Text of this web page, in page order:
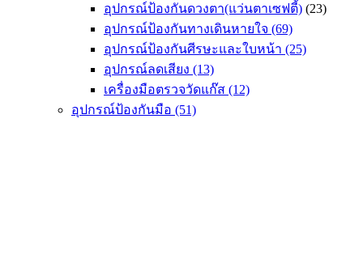
อุปกรณ์ป้องกันดวงตา(แว่นตาเซฟตี้) (23)
อุปกรณ์ป้องกันทางเดินหายใจ (69)
อุปกรณ์ป้องกันศีรษะและใบหน้า (25)
อุปกรณ์ลดเสียง (13)
เครื่องมือตรวจวัดแก๊ส (12)
อุปกรณ์ป้องกันมือ (51)